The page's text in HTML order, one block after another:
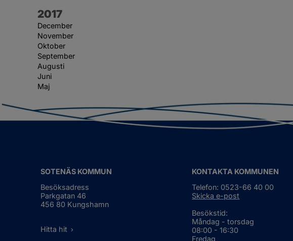
År:
2017
December
November
Oktober
September
Augusti
Juni
Maj
SOTENÄS KOMMUN
Besöksadress
Parkgatan 46
456 80 Kungshamn
Hitta hit
KONTAKTA KOMMUNEN
Telefon: 0523-66 40 00
Skicka e-post
Besökstid:
Måndag - torsdag
08:00 - 16:30
Fredag